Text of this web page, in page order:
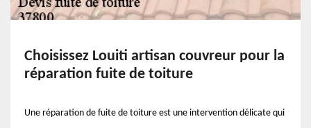
Choisissez Louiti artisan couvreur pour la
réparation fuite de toiture
Une réparation de fuite de toiture est une intervention délicate qui